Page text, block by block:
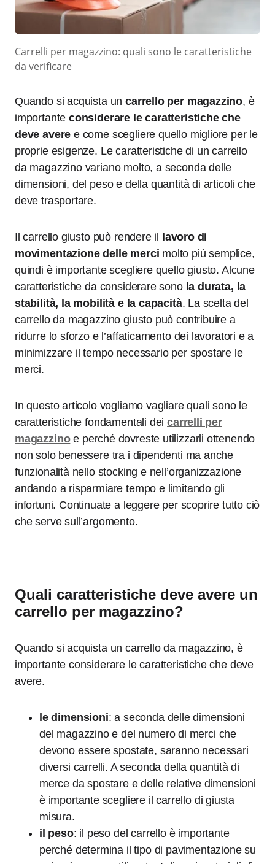
Carrelli per magazzino: quali sono le caratteristiche
da verificare
Quando si acquista uncarrello per magazzino, è
importanteconsiderare le caratteristiche che
deve avere e come scegliere quello migliore per le
proprie esigenze. Le caratteristiche di un carrello
da magazzino variano molto, a seconda delle
dimensioni, del peso e della quantità di articoli che
deve trasportare.
Il carrello giusto può rendere il lavoro di
movimentazione delle merci molto più semplice,
quindi è importante scegliere quello giusto. Alcune
caratteristiche da considerare sono la durata, la
stabilità, la mobilità e la capacità. La scelta del
carrello da magazzino giusto può contribuire a
ridurre lo sforzo e l’affaticamento dei lavoratori e a
minimizzare il tempo necessario per spostare le
merci.
In questo articolo vogliamo vagliare quali sono le
caratteristiche fondamentali deicarrelli per
magazzinoe perché dovreste utilizzarli ottenendo
non solo benessere tra i dipendenti ma anche
funzionalità nello stocking e nell’organizzazione
andando a risparmiare tempo e limitando gli
infortuni. Continuate a leggere per scoprire tutto ciò
che serve sull’argomento.
Quali caratteristiche deve avere un
carrello per magazzino?
Quando si acquista un carrello da magazzino, è
importante considerare le caratteristiche che deve
avere.
le dimensioni: a seconda delle dimensioni
del magazzino e del numero di merci che
devono essere spostate, saranno necessari
diversi carrelli. A seconda della quantità di
merce da spostare e delle relative dimensioni
è importante scegliere il carrello di giusta
misura.
il peso: il peso del carrello è importante
perché determina il tipo di pavimentazione su